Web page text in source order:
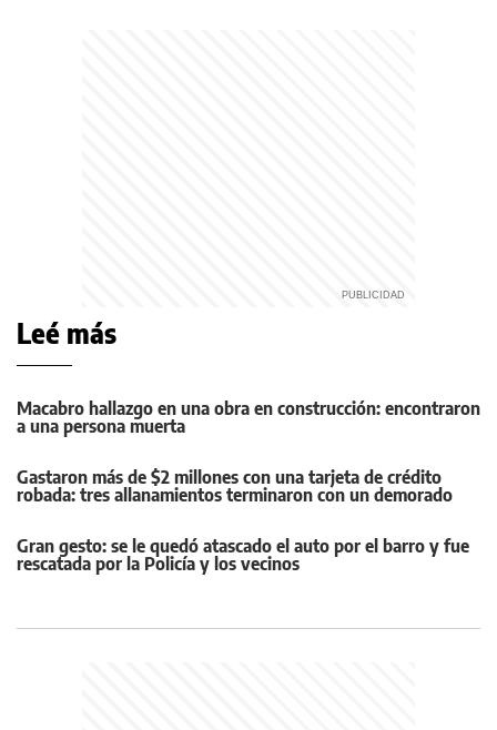
Leé más
Macabro hallazgo en una obra en construcción: encontraron
a una persona muerta
Gastaron más de $2 millones con una tarjeta de crédito
robada: tres allanamientos terminaron con un demorado
Gran gesto: se le quedó atascado el auto por el barro y fue
rescatada por la Policía y los vecinos